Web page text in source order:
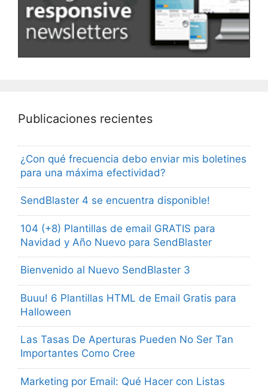
Publicaciones recientes
¿Con qué frecuencia debo enviar mis boletines
para una máxima efectividad?
SendBlaster 4 se encuentra disponible!
104 (+8) Plantillas de email GRATIS para
Navidad y Año Nuevo para SendBlaster
Bienvenido al Nuevo SendBlaster 3
Buuu! 6 Plantillas HTML de Email Gratis para
Halloween
Las Tasas De Aperturas Pueden No Ser Tan
Importantes Como Cree
Marketing por Email: Qué Hacer con Listas